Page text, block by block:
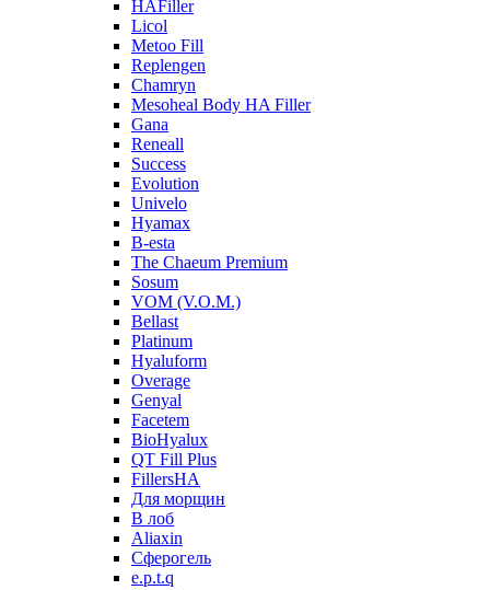
HAFiller
Licol
Metoo Fill
Replengen
Chamryn
Mesoheal Body HA Filler
Gana
Reneall
Success
Evolution
Univelo
Hyamax
B-esta
The Chaeum Premium
Sosum
VOM (V.O.M.)
Bellast
Platinum
Hyaluform
Overage
Genyal
Facetem
BioHyalux
QT Fill Plus
FillersHA
Для морщин
В лоб
Aliaxin
Сферогель
e.p.t.q